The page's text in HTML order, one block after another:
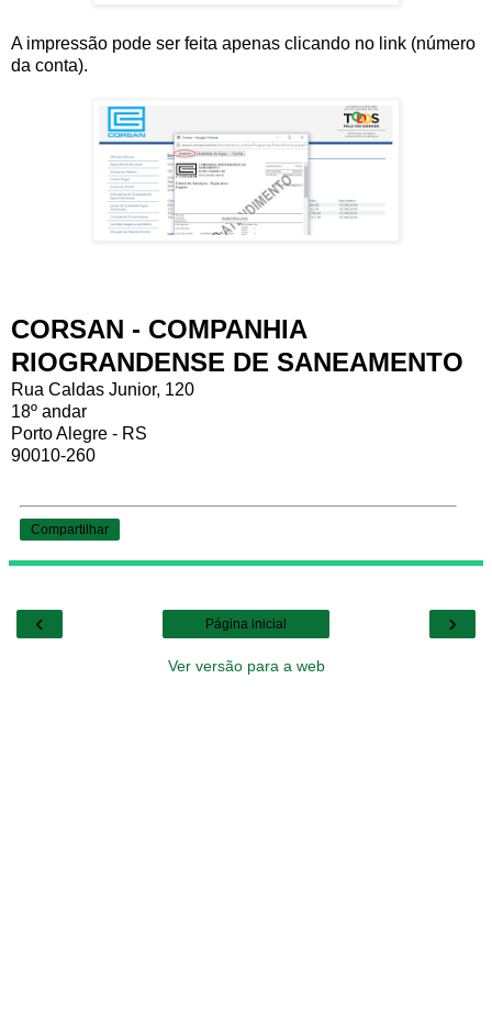
A impressão pode ser feita apenas clicando no link (número
da conta).
CORSAN - COMPANHIA
RIOGRANDENSE DE SANEAMENTO
Rua Caldas Junior, 120
18º andar
Porto Alegre - RS
90010-260
Compartilhar
‹ ›
Página inicial
Ver versão para a web